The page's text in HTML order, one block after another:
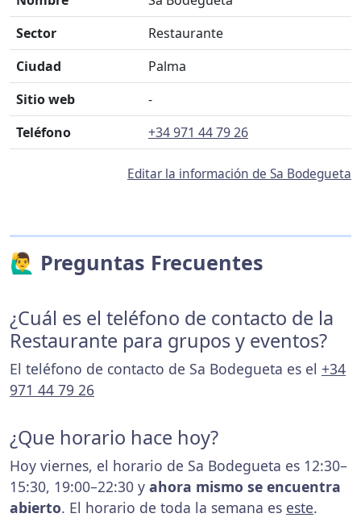
Sector
Restaurante
Ciudad
Palma
Sitio web
-
Teléfono
+34 971 44 79 26
Editar la información de Sa Bodegueta
🙋‍♂️ Preguntas Frecuentes
¿Cuál es el teléfono de contacto de la
Restaurante para grupos y eventos?
El teléfono de contacto de Sa Bodegueta es el +34
971 44 79 26
¿Que horario hace hoy?
Hoy viernes, el horario de Sa Bodegueta es 12:30–
15:30, 19:00–22:30 y ahora mismo se encuentra
abierto. El horario de toda la semana es este.